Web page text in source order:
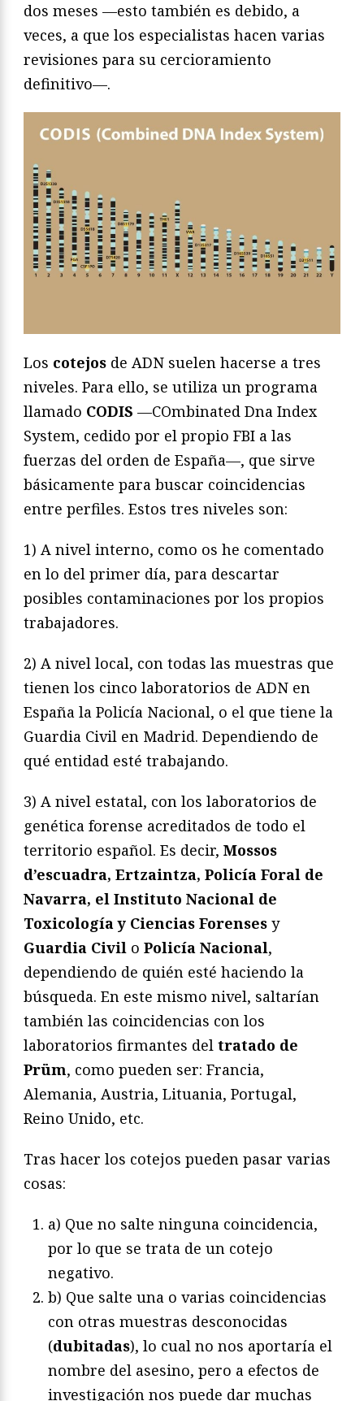
dos meses —esto también es debido, a
veces, a que los especialistas hacen varias
revisiones para su cercioramiento
definitivo—.
Los cotejos de ADN suelen hacerse a tres
niveles. Para ello, se utiliza un programa
llamado CODIS —COmbinated Dna Index
System, cedido por el propio FBI a las
fuerzas del orden de España—, que sirve
básicamente para buscar coincidencias
entre perfiles. Estos tres niveles son:
1) A nivel interno, como os he comentado
en lo del primer día, para descartar
posibles contaminaciones por los propios
trabajadores.
2) A nivel local, con todas las muestras que
tienen los cinco laboratorios de ADN en
España la Policía Nacional, o el que tiene la
Guardia Civil en Madrid. Dependiendo de
qué entidad esté trabajando.
3) A nivel estatal, con los laboratorios de
genética forense acreditados de todo el
territorio español. Es decir, Mossos
d’escuadra, Ertzaintza, Policía Foral de
Navarra, el Instituto Nacional de
Toxicología y Ciencias Forenses y
Guardia Civil o Policía Nacional,
dependiendo de quién esté haciendo la
búsqueda. En este mismo nivel, saltarían
también las coincidencias con los
laboratorios firmantes del tratado de
Prüm, como pueden ser: Francia,
Alemania, Austria, Lituania, Portugal,
Reino Unido, etc.
Tras hacer los cotejos pueden pasar varias
cosas:
a) Que no salte ninguna coincidencia,
por lo que se trata de un cotejo
negativo.
b) Que salte una o varias coincidencias
con otras muestras desconocidas
(dubitadas), lo cual no nos aportaría el
nombre del asesino, pero a efectos de
investigación nos puede dar muchas